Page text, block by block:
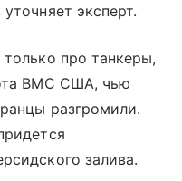
эксперт.
про танкеры,
ВМС США, чью
разгромили.
залива.